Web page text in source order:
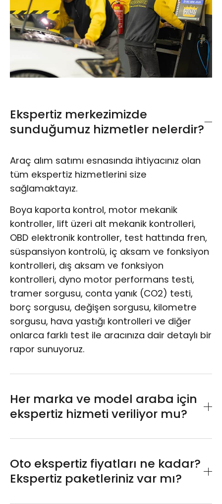
Ekspertiz merkezimizde
sunduğumuz hizmetler nelerdir?
Araç alım satımı esnasında ihtiyacınız olan
tüm ekspertiz hizmetlerini size
sağlamaktayız.
Boya kaporta kontrol, motor mekanik
kontroller, lift üzeri alt mekanik kontrolleri,
OBD elektronik kontroller, test hattında fren,
süspansiyon kontrolü, iç aksam ve fonksiyon
kontrolleri, dış aksam ve fonksiyon
kontrolleri, dyno motor performans testi,
tramer sorgusu, conta yanık (CO2) testi,
borç sorgusu, değişen sorgusu, kilometre
sorgusu, hava yastığı kontrolleri ve diğer
onlarca farklı test ile aracınıza dair detaylı bir
rapor sunuyoruz.
Her marka ve model araba için
ekspertiz hizmeti veriliyor mu?
bize emanet edebilirsiniz. Her türlü araba
için oto ekspertiz hizmetimiz bulunmaktadır.
Oto ekspertiz fiyatları ne kadar?
Ekspertiz paketleriniz var mı?